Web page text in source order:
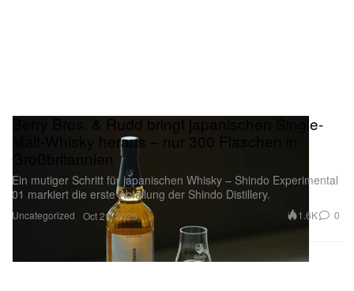
Uncategorized
Berry Bros. & Rudd bringt japanischen Single-
Malt-Whisky heraus – nur 300 Flaschen in
Großbritannien
Ein mutiger Schritt für japanischen Whisky – Shindo Experimental
01 markiert die erste Abfüllung der Shindo Distillery.
Oct 21, 2025 1.6K 0